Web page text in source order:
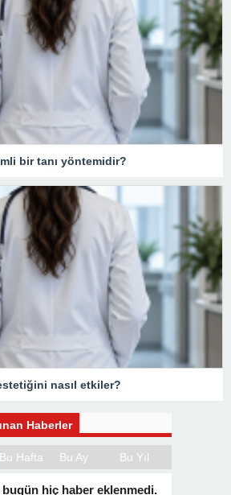
bir tanı yöntemidir?
nasıl etkiler?
Haberler
Bu Hafta Bu Ay Bu Yıl
bugün hiç haber eklenmedi.